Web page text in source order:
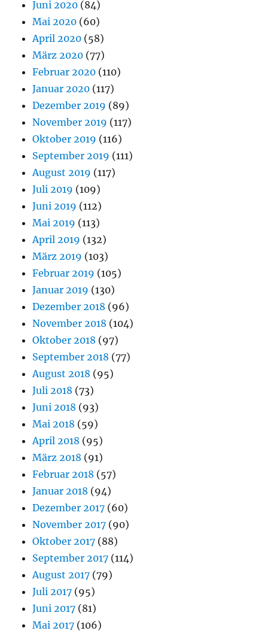
Juni 2020 (84)
Mai 2020 (60)
April 2020 (58)
März 2020 (77)
Februar 2020 (110)
Januar 2020 (117)
Dezember 2019 (89)
November 2019 (117)
Oktober 2019 (116)
September 2019 (111)
August 2019 (117)
Juli 2019 (109)
Juni 2019 (112)
Mai 2019 (113)
April 2019 (132)
März 2019 (103)
Februar 2019 (105)
Januar 2019 (130)
Dezember 2018 (96)
November 2018 (104)
Oktober 2018 (97)
September 2018 (77)
August 2018 (95)
Juli 2018 (73)
Juni 2018 (93)
Mai 2018 (59)
April 2018 (95)
März 2018 (91)
Februar 2018 (57)
Januar 2018 (94)
Dezember 2017 (60)
November 2017 (90)
Oktober 2017 (88)
September 2017 (114)
August 2017 (79)
Juli 2017 (95)
Juni 2017 (81)
Mai 2017 (106)